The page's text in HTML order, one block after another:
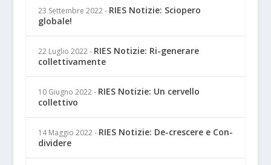
23 Settembre 2022 - RIES Notizie: Sciopero
globale!
22 Luglio 2022 - RIES Notizie: Ri-generare
collettivamente
10 Giugno 2022 - RIES Notizie: Un cervello
collettivo
14 Maggio 2022 - RIES Notizie: De-crescere e Con-
dividere